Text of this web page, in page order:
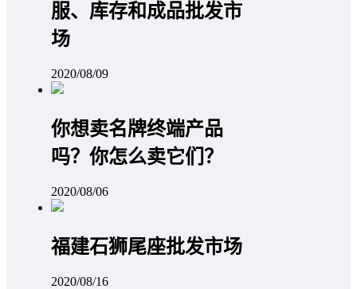
服、库存和成品批发市
场
2020/08/09
你想卖名牌终端产品
吗？你怎么卖它们？
2020/08/06
福建石狮尾座批发市场
2020/08/16